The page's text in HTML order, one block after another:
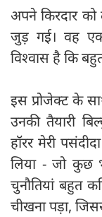
अपने किरदार
जुड़ गई। वह
विश्वास है कि
इस प्रोजेक्ट के
उनकी तैयारी
हॉरर मेरी
लिया - जो कुछ
चुनौतियां बहुत
चीखना पड़ा,